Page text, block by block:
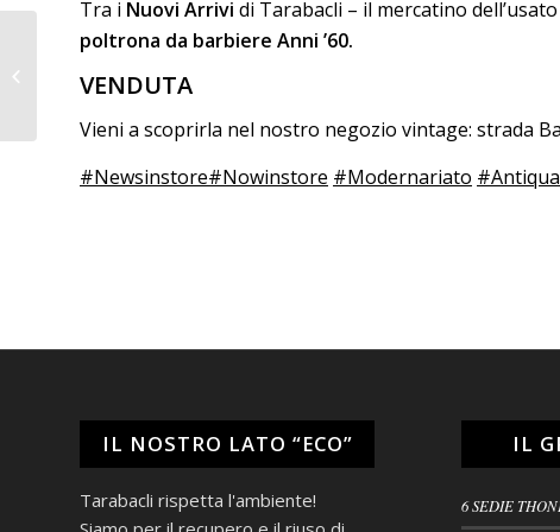
Tra i Nuovi Arrivi di Tarabacli – il mercatino
poltrona da barbiere Anni ’60.
VENDUTA
Vieni a scoprirla nel nostro negozio vintage: strada
#Newsinstore#Nowinstore #Modernariato
IL NOSTRO LATO “ECO”
Tarabacli rispetta l'ambiente!
IL
6 SEDIE
Toeletta primi ‘900